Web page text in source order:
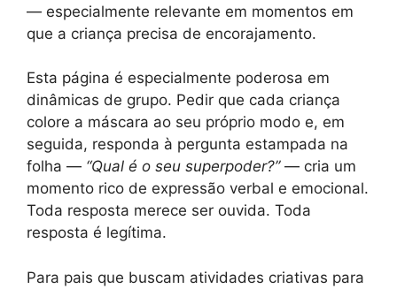
— especialmente relevante em momentos em
que a criança precisa de encorajamento.
Esta página é especialmente poderosa em
dinâmicas de grupo. Pedir que cada criança
colore a máscara ao seu próprio modo e, em
seguida, responda à pergunta estampada na
folha — “Qual é o seu superpoder?”— cria um
momento rico de expressão verbal e emocional.
Toda resposta merece ser ouvida. Toda
resposta é legítima.
Para pais que buscam atividades criativas para